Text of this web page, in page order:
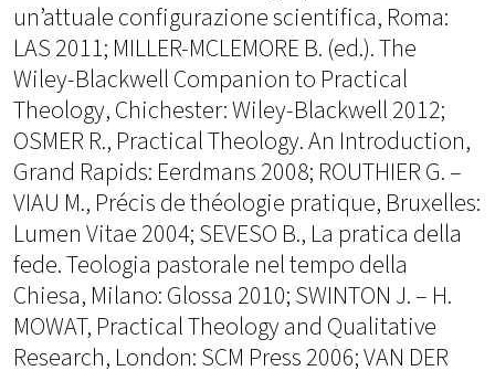
un’attuale configurazione scientifica, Roma:
LAS 2011; MILLER-MCLEMORE B. (ed.). The
Wiley-Blackwell Companion to Practical
Theology, Chichester: Wiley-Blackwell 2012;
OSMER R., Practical Theology. An Introduction,
Grand Rapids: Eerdmans 2008; ROUTHIER G. –
VIAU M., Précis de théologie pratique, Bruxelles:
Lumen Vitae 2004; SEVESO B., La pratica della
fede. Teologia pastorale nel tempo della
Chiesa, Milano: Glossa 2010; SWINTON J. – H.
MOWAT, Practical Theology and Qualitative
Research, London: SCM Press 2006; VAN DER